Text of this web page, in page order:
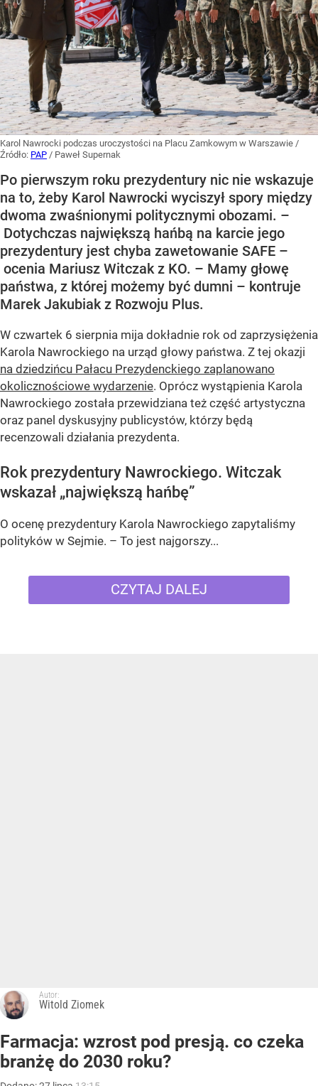
Karol Nawrocki podczas uroczystości na Placu Zamkowym w Warszawie /
Źródło: PAP / Paweł Supernak
Po pierwszym roku prezydentury nic nie wskazuje
na to, żeby Karol Nawrocki wyciszył spory między
dwoma zwaśnionymi politycznymi obozami. –
Dotychczas największą hańbą na karcie jego
prezydentury jest chyba zawetowanie SAFE –
ocenia Mariusz Witczak z KO. – Mamy głowę
państwa, z której możemy być dumni – kontruje
Marek Jakubiak z Rozwoju Plus.
W czwartek 6 sierpnia mija dokładnie rok od zaprzysiężenia
Karola Nawrockiego na urząd głowy państwa. Z tej okazji
na dziedzińcu Pałacu Prezydenckiego zaplanowano
okolicznościowe wydarzenie. Oprócz wystąpienia Karola
Nawrockiego została przewidziana też część artystyczna
oraz panel dyskusyjny publicystów, którzy będą
recenzowali działania prezydenta.
Rok prezydentury Nawrockiego. Witczak
wskazał „największą hańbę”
O ocenę prezydentury Karola Nawrockiego zapytaliśmy
polityków w Sejmie. – To jest najgorszy...
CZYTAJ DALEJ
Autor:
Witold Ziomek
Farmacja: wzrost pod presją. co czeka
branżę do 2030 roku?